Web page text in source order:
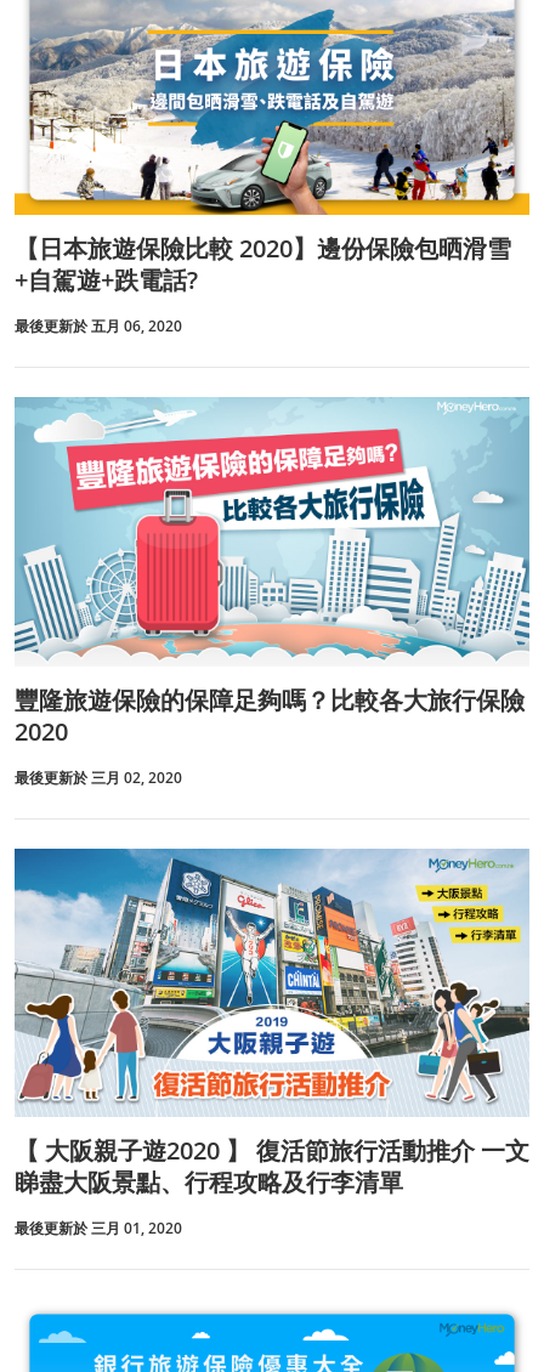
【日本旅遊保險比較 2020】邊份保險包晒滑雪
+自駕遊+跌電話?
最後更新於 五月 06, 2020
豐隆旅遊保險的保障足夠嗎？比較各大旅行保險
2020
最後更新於 三月 02, 2020
【 大阪親子遊2020 】 復活節旅行活動推介 一文
睇盡大阪景點、行程攻略及行李清單
最後更新於 三月 01, 2020